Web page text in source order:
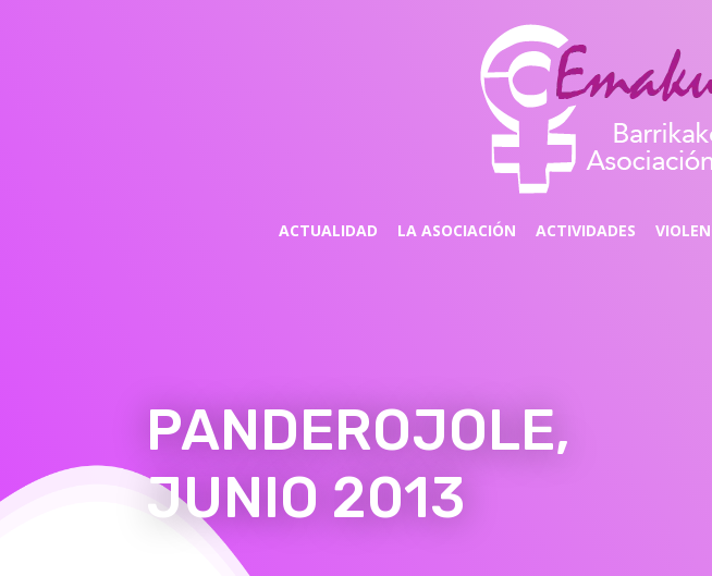
ACTUALIDAD LA ASOCIACIÓN ACTIVIDADES
PANDEROJOLE,
JUNIO 2013